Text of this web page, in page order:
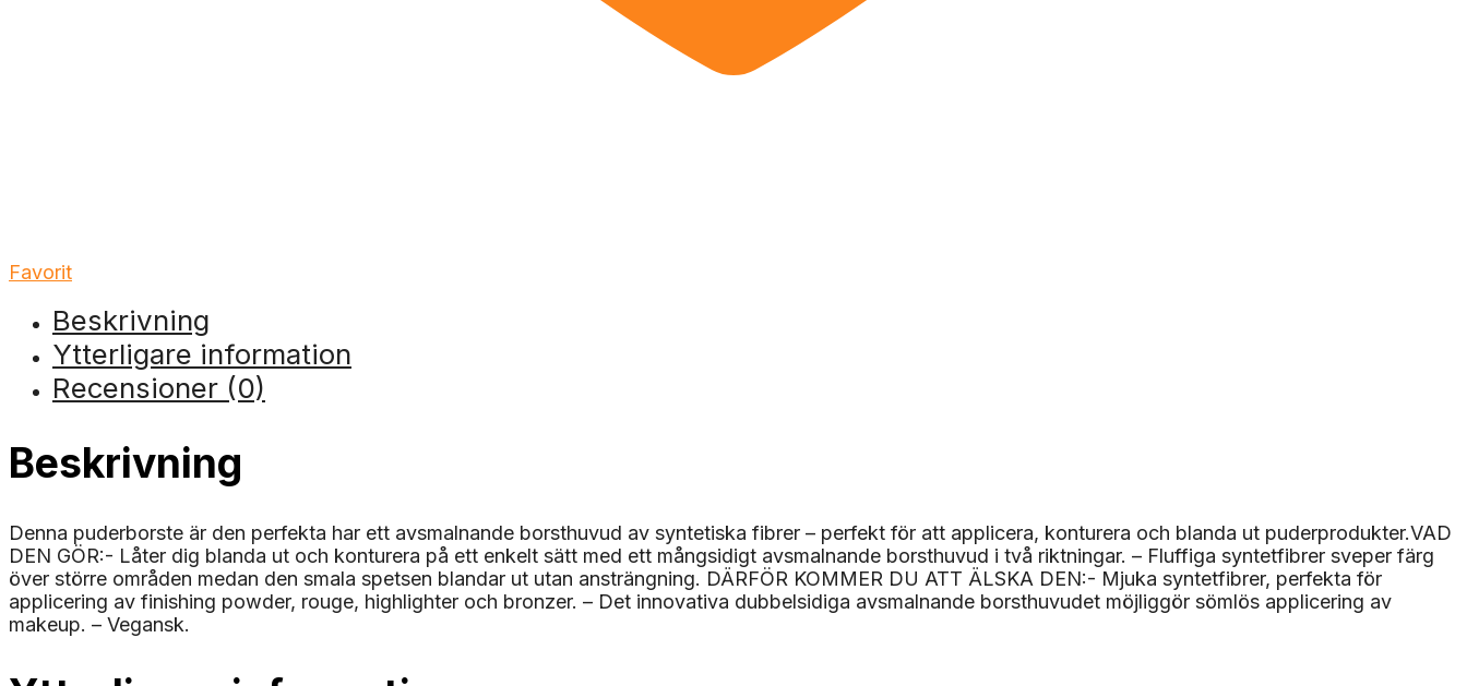
Favorit
Beskrivning
Ytterligare information
Recensioner (0)
Beskrivning
Denna puderborste är den perfekta har ett avsmalnande borsthuvud av syntetiska fibrer – perfekt för att applicera, konturera och blanda ut puderprodukter.VAD
DEN GÖR:- Låter dig blanda ut och konturera på ett enkelt sätt med ett mångsidigt avsmalnande borsthuvud i två riktningar. – Fluffiga syntetfibrer sveper färg
över större områden medan den smala spetsen blandar ut utan ansträngning. DÄRFÖR KOMMER DU ATT ÄLSKA DEN:- Mjuka syntetfibrer, perfekta för
applicering av finishing powder, rouge, highlighter och bronzer. – Det innovativa dubbelsidiga avsmalnande borsthuvudet möjliggör sömlös applicering av
makeup. – Vegansk.